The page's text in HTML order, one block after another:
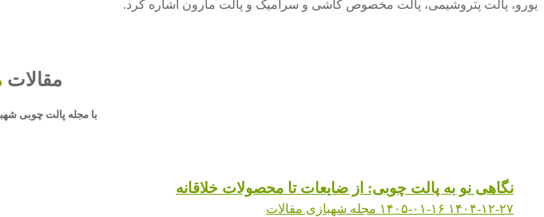
یورو، پالت پتروشیمی، پالت مخصوص کاشی و سرامیک و پالت مارون اشاره کرد.
مقالات
با مجله پالت چوبی
نگاهی نو به پالت چوبی: از ضایعات تا محصولات خلاقانه
۱۴۰۴-۱۲-۲۷ ۱۴۰۵-۰۱-۱۶ مجله شهبازی مقالات